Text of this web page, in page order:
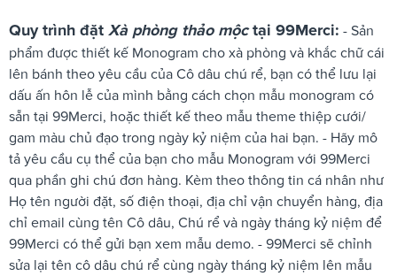
Quy trình đặt Xà phòng thảo mộctại 99Merci: - Sản
phẩm được thiết kế Monogram cho xà phòng và khắc chữ cái
lên bánh theo yêu cầu của Cô dâu chú rể, bạn có thể lưu lại
dấu ấn hôn lễ của mình bằng cách chọn mẫu monogram có
sẵn tại 99Merci, hoặc thiết kế theo mẫu theme thiệp cưới/
gam màu chủ đạo trong ngày kỷ niệm của hai bạn. - Hãy mô
tả yêu cầu cụ thể của bạn cho mẫu Monogram với 99Merci
qua phần ghi chú đơn hàng. Kèm theo thông tin cá nhân như
Họ tên người đặt, số điện thoại, địa chỉ vận chuyển hàng, địa
chỉ email cùng tên Cô dâu, Chú rể và ngày tháng kỷ niệm để
99Merci có thể gửi bạn xem mẫu demo. - 99Merci sẽ chỉnh
sửa lại tên cô dâu chú rể cùng ngày tháng kỷ niệm lên mẫu